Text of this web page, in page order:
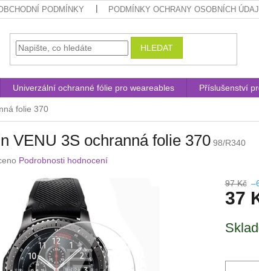
PODMÍNKY PODMÍNKY OCHRANY OSOBNÍCH
HLEDAT
Univerzální ochranné fólie pro weareables Příslušenství
folie 370
VENU 3S ochranná folie 370 98/R340
Podrobnosti hodnocení
97 Kč
37
cena: